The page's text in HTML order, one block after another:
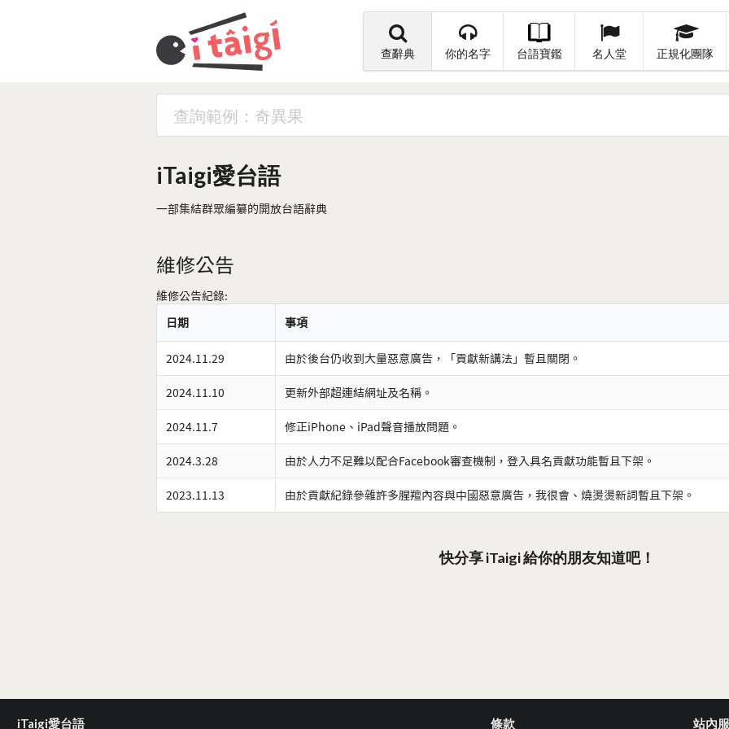
查辭典 你的名字 台語寶鑑 名人堂 正規化團隊
iTaigi愛台語
一部集結群眾編纂的開放台語辭典
維修公告
維修公告紀錄:
日期
事項
2024.11.29 由於後台仍收到大量惡意廣告，「貢獻新講法」暫且關閉。
2024.11.10 更新外部超連結網址及名稱。
2024.11.7 修正iPhone、iPad聲音播放問題。
2024.3.28 由於人力不足難以配合Facebook審查機制，登入具名貢獻功能暫且下架。
2023.11.13 由於貢獻紀錄參雜許多腥羶內容與中國惡意廣告，我很會、燒燙燙新詞暫且下架。
快分享 iTaigi 給你的朋友知道吧！
iTaigi愛台語 條款 站內